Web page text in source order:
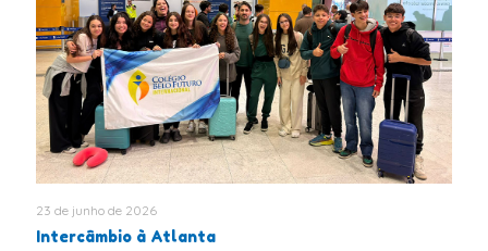
23 de junho de 2026
Intercâmbio à Atlanta